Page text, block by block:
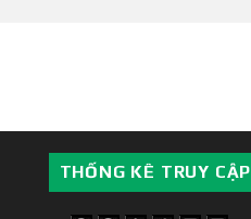
THỐNG KÊ TRUY CẬP